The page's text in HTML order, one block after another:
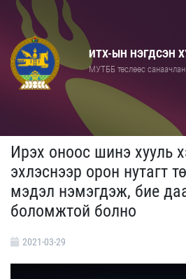
ИТХ-ЫН НЭГДСЭН
МУТББ төслөөс санаачлан
Ирэх оноос шинэ хууль
эхлэснээр орон нутагт
мэдэл нэмэгдэж, бие
боломжтой болно
2021-03-29